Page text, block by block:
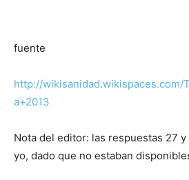
fuente
http://wikisanidad.wikispaces.com/
a+2013
Nota del editor: las respuestas 27
yo, dado que no estaban